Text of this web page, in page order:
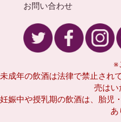
お問い合わせ
※
未成年の飲酒は法律で禁止され
売はい
妊娠中や授乳期の飲酒は、胎児
あ